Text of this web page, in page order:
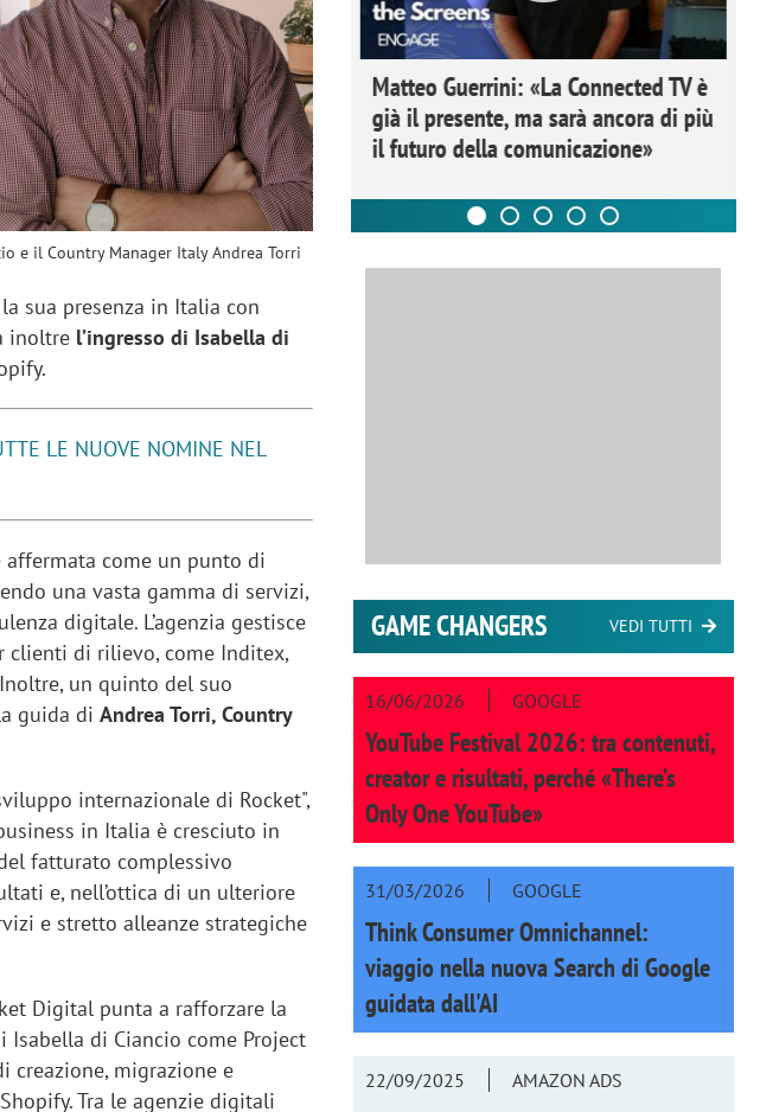
e il Country Manager Italy Andrea Torri
sua presenza in Italia con
inoltre l’ingresso di Isabella di
LE NUOVE NOMINE NEL
come un punto di
una vasta gamma di servizi,
digitale. L’agenzia gestisce
clienti di rilievo, come Inditex,
Inoltre, un quinto del suo
guida diAndrea Torri, Country
internazionale di Rocket",
in Italia è cresciuto in
fatturato complessivo
e, nell’ottica di un ulteriore
e stretto alleanze strategiche
Digital punta a rafforzare la
Isabella di Ciancio come Project
creazione, migrazione e
Tra le agenzie digitali
agli eventi: come la
Kicè punta a eliminare lo
di relazioni"
Matteo Guerrini: «La Connected TV è
già il presente, ma sarà ancora di più
il futuro della comunicazione»
GAME CHANGERS VEDI TUTTI
16/06/2026 GOOGLE
YouTube Festival 2026: tra contenuti,
creator e risultati, perché «There’s
Only One YouTube»
31/03/2026 GOOGLE
Think Consumer Omnichannel:
viaggio nella nuova Search di Google
guidata dall'AI
22/09/2025 AMAZON ADS